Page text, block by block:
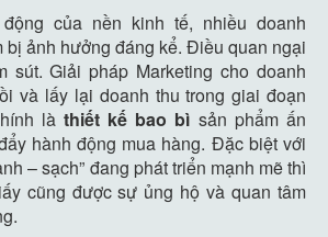
của nền kinh tế, nhiều doanh
bị ảnh hưởng đáng kể. Điều quan ngại
sút. Giải pháp Marketing cho doanh
và lấy lại doanh thu trong giai đoạn
là thiết kế bao bì sản phẩm ấn
hành động mua hàng. Đặc biệt với
– sạch” đang phát triển mạnh mẽ thì
cũng được sự ủng hộ và quan tâm